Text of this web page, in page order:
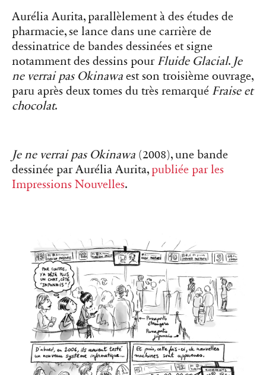
Aurélia Aurita, parallèlement à des études de
pharmacie, se lance dans une carrière de
dessinatrice de bandes dessinées et signe
notamment des dessins pour Fluide Glacial. Je
ne verrai pas Okinawa est son troisième ouvrage,
paru après deux tomes du très remarqué Fraise et
chocolat.
Je ne verrai pas Okinawa (2008), une bande
dessinée par Aurélia Aurita, publiée par les
Impressions Nouvelles.